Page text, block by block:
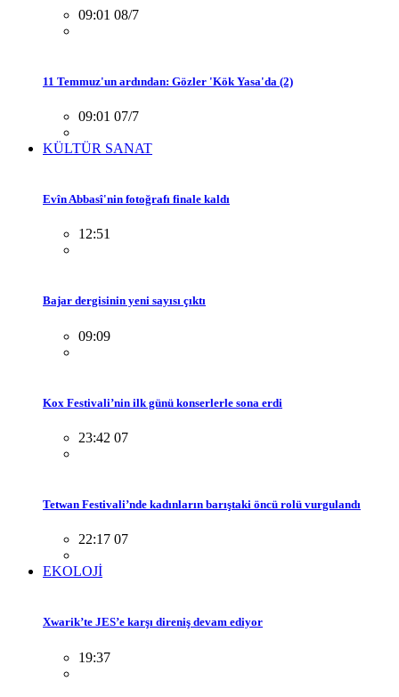
09:01 08/7
11 Temmuz'un ardından: Gözler 'Kök Yasa'da (2)
09:01 07/7
KÜLTÜR SANAT
Evîn Abbasî'nin fotoğrafı finale kaldı
12:51
Bajar dergisinin yeni sayısı çıktı
09:09
Kox Festivali’nin ilk günü konserlerle sona erdi
23:42 07
Tetwan Festivali’nde kadınların barıştaki öncü rolü vurgulandı
22:17 07
EKOLOJİ
Xwarik’te JES’e karşı direniş devam ediyor
19:37